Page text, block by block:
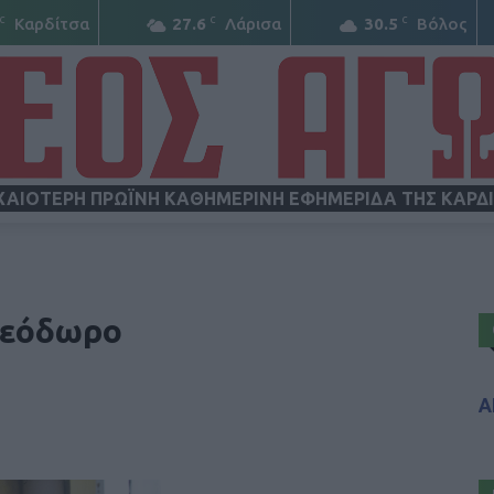
C Καρδίτσα 27.6 C Λάρισα 30.5 C Βόλος
ΠΡΩΪΝΗ ΚΑΘΗΜΕΡΙΝΗ ΕΦΗΜΕΡΙΔΑ ΤΗΣ